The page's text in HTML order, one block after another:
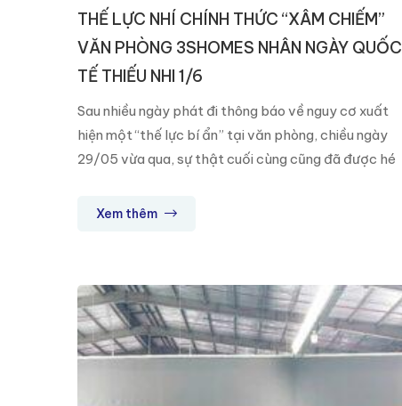
THẾ LỰC NHÍ CHÍNH THỨC “XÂM CHIẾM”
VĂN PHÒNG 3SHOMES NHÂN NGÀY QUỐC
TẾ THIẾU NHI 1/6
Sau nhiều ngày phát đi thông báo về nguy cơ xuất
hiện một “thế lực bí ẩn” tại văn phòng, chiều ngày
29/05 vừa qua, sự thật cuối cùng cũng đã được hé
3SHOMES đã chính thức xuất hiện. Đó chính là các
Xem thêm